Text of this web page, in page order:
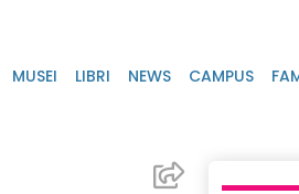
MUSEI LIBRI NEWS CAMPUS